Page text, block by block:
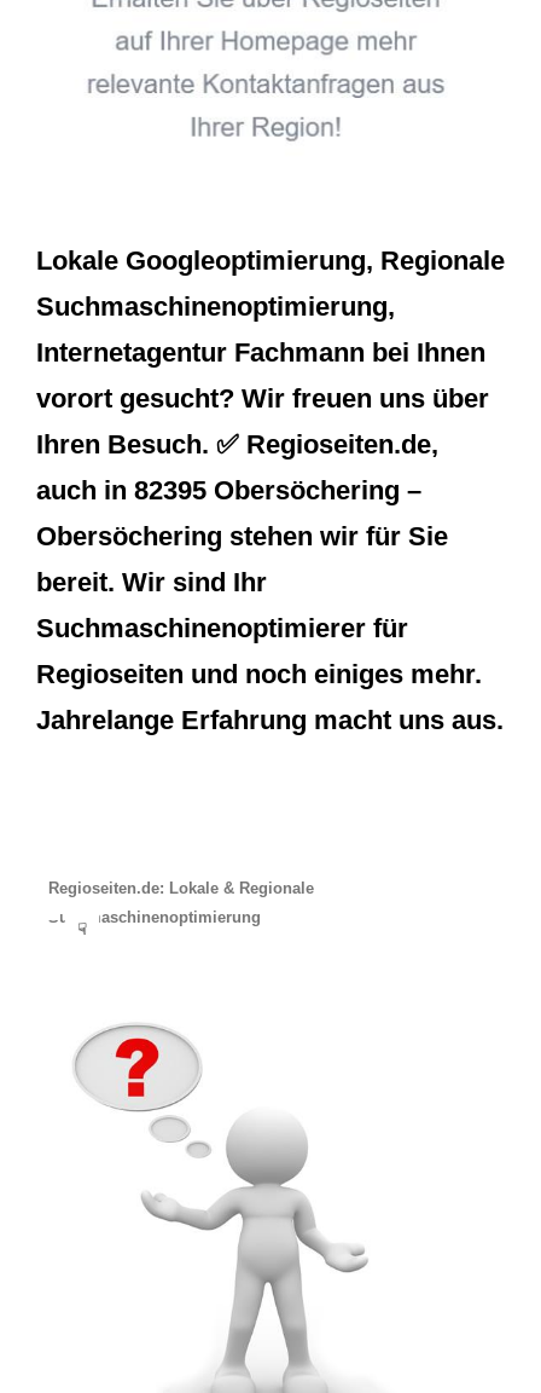
Lokale Googleoptimierung, Regionale
Suchmaschinenoptimierung,
Internetagentur Fachmann bei Ihnen
vorort gesucht? Wir freuen uns über
Ihren Besuch. ✅ Regioseiten.de,
auch in 82395 Obersöchering –
Obersöchering stehen wir für Sie
bereit. Wir sind Ihr
Suchmaschinenoptimierer für
Regioseiten und noch einiges mehr.
Jahrelange Erfahrung macht uns aus.
Regioseiten.de: Lokale & Regionale
Suchmaschinenoptimierung
☟